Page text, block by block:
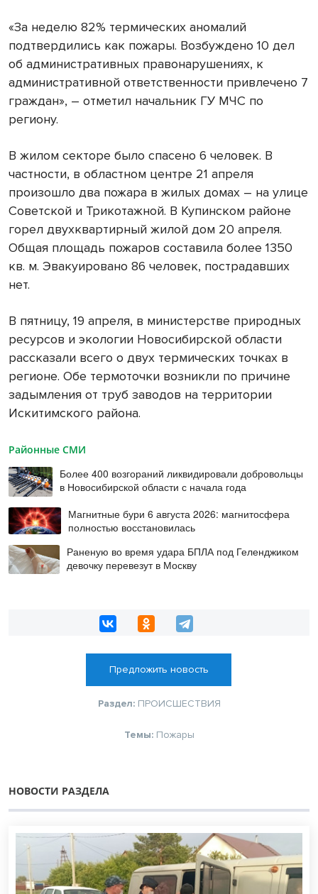
«За неделю 82% термических аномалий
подтвердились как пожары. Возбуждено 10 дел
об административных правонарушениях, к
административной ответственности привлечено 7
граждан», – отметил начальник ГУ МЧС по
региону.
В жилом секторе было спасено 6 человек. В
частности, в областном центре 21 апреля
произошло два пожара в жилых домах – на улице
Советской и Трикотажной. В Купинском районе
горел двухквартирный жилой дом 20 апреля.
Общая площадь пожаров составила более 1350
кв. м. Эвакуировано 86 человек, пострадавших
нет.
В пятницу, 19 апреля, в министерстве природных
ресурсов и экологии Новосибирской области
рассказали всего о двух термических точках в
регионе. Обе термоточки возникли по причине
задымления от труб заводов на территории
Искитимского района.
Районные СМИ
Более 400 возгораний ликвидировали добровольцы
в Новосибирской области с начала года
Магнитные бури 6 августа 2026: магнитосфера
полностью восстановилась
Раненую во время удара БПЛА под Геленджиком
девочку перевезут в Москву
Предложить новость
Раздел: ПРОИСШЕСТВИЯ
Темы: Пожары
НОВОСТИ РАЗДЕЛА